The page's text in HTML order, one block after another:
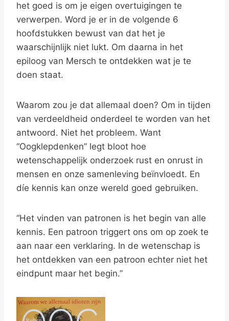
het goed is om je eigen overtuigingen te
verwerpen. Word je er in de volgende 6
hoofdstukken bewust van dat het je
waarschijnlijk niet lukt. Om daarna in het
epiloog van Mersch te ontdekken wat je te
doen staat.
Waarom zou je dat allemaal doen? Om in tijden
van verdeeldheid onderdeel te worden van het
antwoord. Niet het probleem. Want
“Oogklepdenken” legt bloot hoe
wetenschappelijk onderzoek rust en onrust in
mensen en onze samenleving beïnvloedt. En
díe kennis kan onze wereld goed gebruiken.
“Het vinden van patronen is het begin van alle
kennis. Een patroon triggert ons om op zoek te
aan naar een verklaring. In de wetenschap is
het ontdekken van een patroon echter niet het
eindpunt maar het begin.”